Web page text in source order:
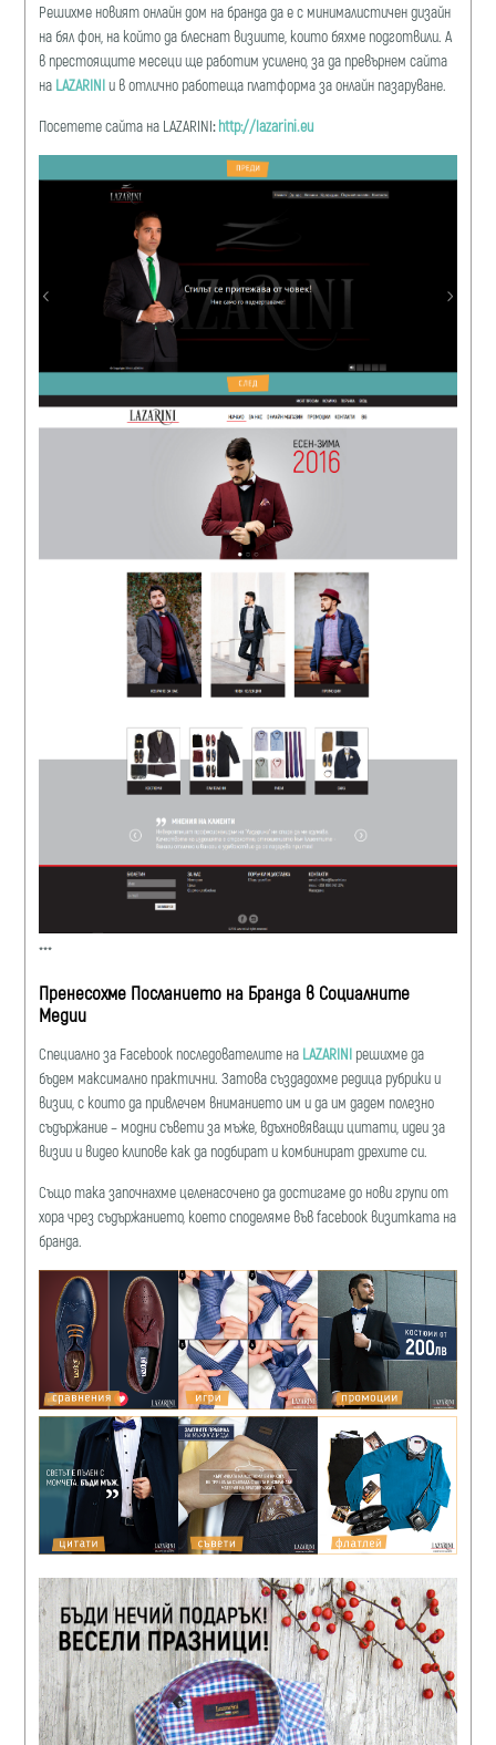
Решихме новият онлайн дом на бранда да е с минималистичен дизайн
на бял фон, на който да блеснат визиите, които бяхме подготвили. А
в престоящите месеци ще работим усилено, за да превърнем сайта
на LAZARINI и в отлично работеща платфoрма за онлайн пазаруване.
Посетете сайта на LAZARINI:http://lazarini.eu
***
Пренесохме Посланието на Бранда в Социалните
Медии
Специално за Facebook последователите на LAZARINI решихме да
бъдем максимално практични. Затова създадохме редица рубрики и
визии, с които да привлечем вниманието им и да им дадем полезно
съдържание – модни съвети за мъже, вдъхновяващи цитати, идеи за
визии и видео клипове как да подбират и комбинират дрехите си.
Също така започнахме целенасочено да достигаме до нови групи от
хора чрез съдържанието, което споделяме във facebook визитката на
бранда.